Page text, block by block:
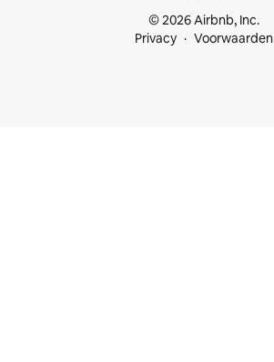
© 2026 Airbnb, Inc.
Privacy
Voorwaarden